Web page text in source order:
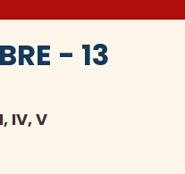
- 13
IV, V